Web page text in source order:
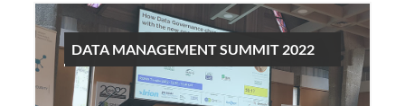
DATA MANAGEMENT SUMMIT 2022